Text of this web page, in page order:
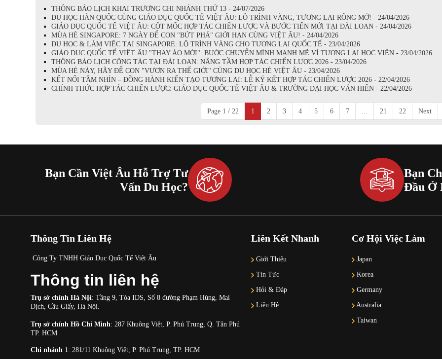
THÔNG BÁO LỊCH KHAI TRƯƠNG CHI NHÁNH THỨ 13 - 24/07/2026
DU HỌC HÀN QUỐC CÙNG GIÁO DỤC QUỐC TẾ VIỆT ÂU: LỘ TRÌNH VÀNG, TƯƠNG LAI RỘNG MỞ! - 24/04/2026
GIÁO DỤC QUỐC TẾ VIỆT ÂU: CỘT MỐC HỢP TÁC CHIẾN LƯỢC VÀ BƯỚC TIẾN MỚI TẠI ĐÀI LOAN - 24/04/2026
MÙA HÈ SINGAPORE: 7 NGÀY ĐỂ CON "BỨT PHÁ" GIỚI HẠN CÙNG VIỆT ÂU! - 24/04/2026
DU HỌC & LÀM VIỆC TẠI SINGAPORE: LỘ TRÌNH VÀNG CHO TƯƠNG LAI QUỐC TẾ - 23/04/2026
GIÁO DỤC QUỐC TẾ VIỆT ÂU "THAY ÁO MỚI": BƯỚC CHUYỂN MÌNH MẠNH MẼ VÌ TƯƠNG LAI HỌC VIÊN - 23/04/2026
THÔNG BÁO LỊCH CÔNG TÁC TẠI ĐÀI LOAN: NÂNG TẦM HỢP TÁC CHIẾN LƯỢC 2026 - 23/04/2026
MÙA HÈ NÀY, HÃY ĐỂ CON "VƯƠN RA THẾ GIỚI" CÙNG DU HỌC HÈ VIỆT ÂU - 23/04/2026
KẾT NỐI TẦM NHÌN – ĐỒNG HÀNH KIẾN TẠO TƯƠNG LAI: LỄ KÝ KẾT HỢP TÁC CHIẾN LƯỢC 2026 - 22/04/2026
CHÍNH THỨC HỢP TÁC CHIẾN LƯỢC: GIÁO DỤC QUỐC TẾ VIỆT ÂU & TRƯỜNG ĐẠI HỌC VĂN HIẾN - 22/04/2026
Page 1 / 22 1 2 3 4 5 6 7 ... 21 22 Next
Bạn Cần Việt Âu Hỗ Trợ Tư
Vấn Du Học?
Bạn
Đầu Ở
Thông Tin Liên Hệ
Công Ty TNHH Giáo Dục Quốc Tế Việt Âu
Thông tin liên hệ
Trụ sở chính Hà Nội: Tầng 9, Tòa IDS, Số 8 đường Phạm Hùng, Mai
Dịch, Cầu Giấy, Hà Nội.
Trụ sở chính Hồ Chí Minh: 287 Khuông Việt, P. Phú Trung, Q. Tân Phú
TP. HCM
Chi nhánh 1: 281/11 Khuông Việt, P. Phú Trung, TP. HCM
Liên Kết Nhanh
Giới Thiệu
Tin Tức
Hỏi & Đáp
Liên Hệ
Cơ Hội Việc Làm
Japan
Korea
Germany
Australia
Taiwan